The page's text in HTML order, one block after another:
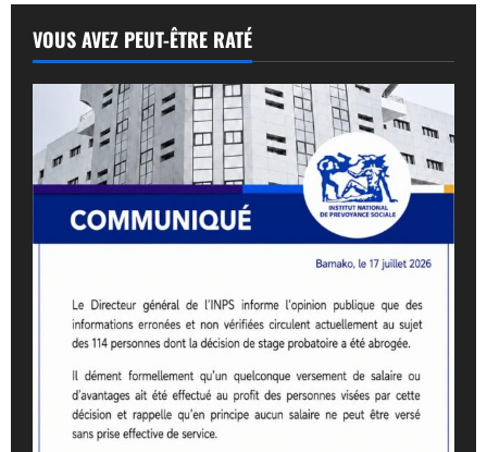
VOUS AVEZ PEUT-ÊTRE RATÉ